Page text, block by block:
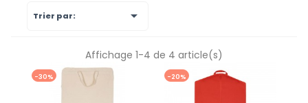
Trier par: 
Affichage 1-4 de 4 article(s)
-30% -20%